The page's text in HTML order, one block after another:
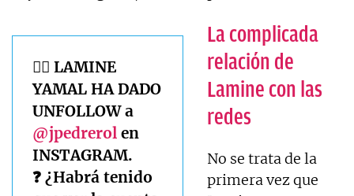
🤦‍♂️ LAMINE
YAMAL HA DADO
UNFOLLOW a
@jpedrerol en
INSTAGRAM.
❓ ¿Habrá tenido
La complicada
relación de
Lamine con las
redes
No se trata de la
primera vez que